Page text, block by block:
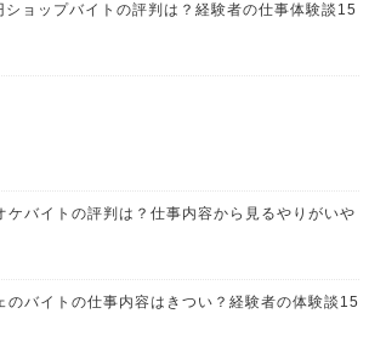
ショップバイトの評判は？経験者の仕事体験談15
ケバイトの評判は？仕事内容から見るやりがいや
のバイトの仕事内容はきつい？経験者の体験談15